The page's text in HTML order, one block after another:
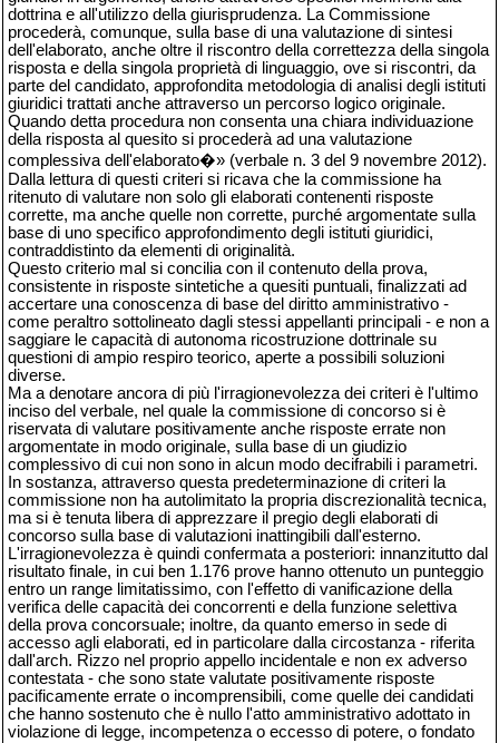
dottrina e all'utilizzo della giurisprudenza. La Commissione
procederà, comunque, sulla base di una valutazione di sintesi
dell'elaborato, anche oltre il riscontro della correttezza della singola
risposta e della singola proprietà di linguaggio, ove si riscontri, da
parte del candidato, approfondita metodologia di analisi degli istituti
giuridici trattati anche attraverso un percorso logico originale.
Quando detta procedura non consenta una chiara individuazione
della risposta al quesito si procederà ad una valutazione
complessiva dell'elaborato�» (verbale n. 3 del 9 novembre 2012).
Dalla lettura di questi criteri si ricava che la commissione ha
ritenuto di valutare non solo gli elaborati contenenti risposte
corrette, ma anche quelle non corrette, purché argomentate sulla
base di uno specifico approfondimento degli istituti giuridici,
contraddistinto da elementi di originalità.
Questo criterio mal si concilia con il contenuto della prova,
consistente in risposte sintetiche a quesiti puntuali, finalizzati ad
accertare una conoscenza di base del diritto amministrativo -
come peraltro sottolineato dagli stessi appellanti principali - e non a
saggiare le capacità di autonoma ricostruzione dottrinale su
questioni di ampio respiro teorico, aperte a possibili soluzioni
diverse.
Ma a denotare ancora di più l'irragionevolezza dei criteri è l'ultimo
inciso del verbale, nel quale la commissione di concorso si è
riservata di valutare positivamente anche risposte errate non
argomentate in modo originale, sulla base di un giudizio
complessivo di cui non sono in alcun modo decifrabili i parametri.
In sostanza, attraverso questa predeterminazione di criteri la
commissione non ha autolimitato la propria discrezionalità tecnica,
ma si è tenuta libera di apprezzare il pregio degli elaborati di
concorso sulla base di valutazioni inattingibili dall'esterno.
L'irragionevolezza è quindi confermata a posteriori: innanzitutto dal
risultato finale, in cui ben 1.176 prove hanno ottenuto un punteggio
entro un range limitatissimo, con l'effetto di vanificazione della
verifica delle capacità dei concorrenti e della funzione selettiva
della prova concorsuale; inoltre, da quanto emerso in sede di
accesso agli elaborati, ed in particolare dalla circostanza - riferita
dall'arch. Rizzo nel proprio appello incidentale e non ex adverso
contestata - che sono state valutate positivamente risposte
pacificamente errate o incomprensibili, come quelle dei candidati
che hanno sostenuto che è nullo l'atto amministrativo adottato in
violazione di legge, incompetenza o eccesso di potere, o fondato